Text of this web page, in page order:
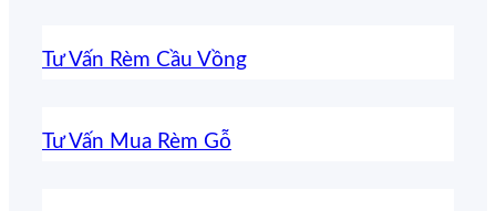
Tư Vấn Rèm Cầu Vồng
Tư Vấn Mua Rèm Gỗ